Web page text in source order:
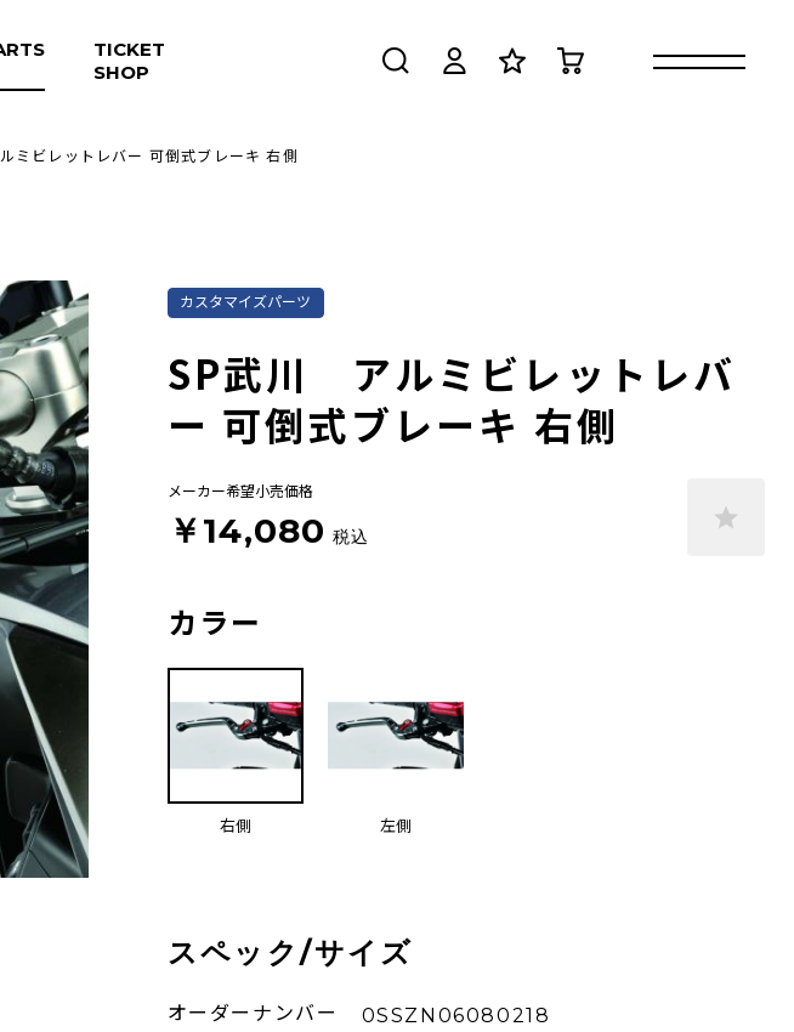
TICKET
SHOP
検索 ログイン お気に入り
ミビレットレバー 可倒式ブレーキ 右側
カスタマイズパーツ
SP武川 アルミビレットレバ
ー 可倒式ブレーキ 右側
メーカー希望小売価格
￥14,080 税込
カラー
右側 左側
スペック/サイズ
オーダーナンバー 0SSZN06080218